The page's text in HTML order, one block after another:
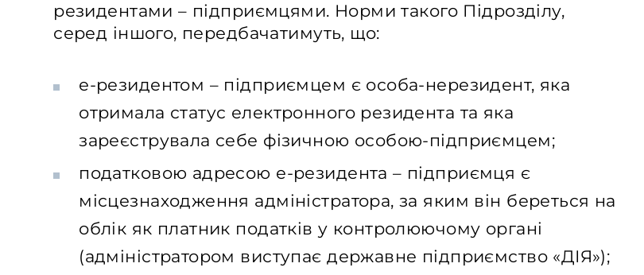
резидентами – підприємцями. Норми такого Підрозділу,
серед іншого, передбачатимуть, що:
е-резидентом – підприємцем є особа-нерезидент, яка
отримала статус електронного резидента та яка
зареєструвала себе фізичною особою-підприємцем;
податковою адресою е-резидента – підприємця є
місцезнаходження адміністратора, за яким він береться на
облік як платник податків у контролюючому органі
(адміністратором виступає державне підприємство «ДІЯ»);